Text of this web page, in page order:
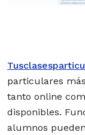
particulares
tanto online
disponibles.
alumnos